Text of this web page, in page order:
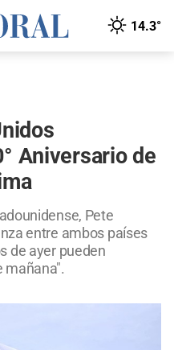
14.3°
Aniversario de
Pete
entre ambos países
de ayer pueden
mañana".